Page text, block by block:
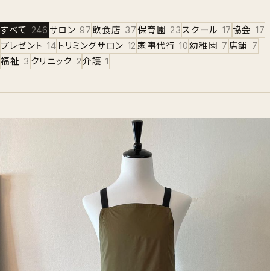
すべて 246 サロン 97飲食店 37 保育園 23スクール 17 協会 17
プレゼント 14 トリミングサロン 12 家事代行 10幼稚園 7 店舗 7
福祉 3 クリニック 2介護 1